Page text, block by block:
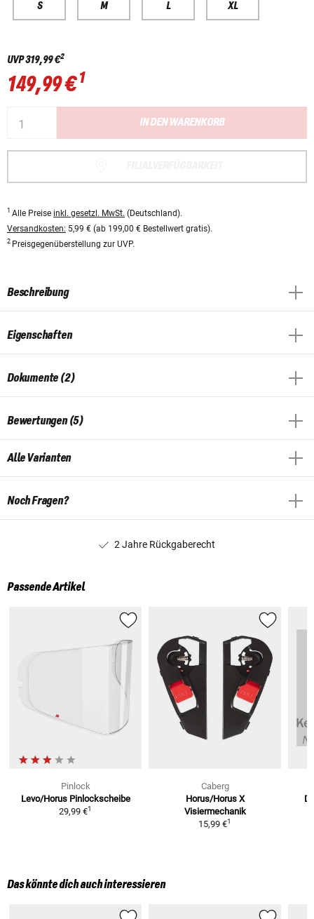
S M L XL
UVP319,99 €2
149,99 €1
IN DEN WARENKORB
1 Alle Preise inkl. gesetzl. MwSt. (Deutschland).
Versandkosten: 5,99 € (ab 199,00 € Bestellwert gratis).
2 Preisgegenüberstellung zur UVP.
Beschreibung
Eigenschaften
Dokumente (2)
Bewertungen (5)
Alle Varianten
Noch Fragen?
2 Jahre Rückgaberecht
Passende Artikel
Pinlock
Levo/Horus Pinlockscheibe
29,99 €1
Caberg
Horus/Horus X
Visiermechanik
15,99 €1
Das könnte dich auch interessieren